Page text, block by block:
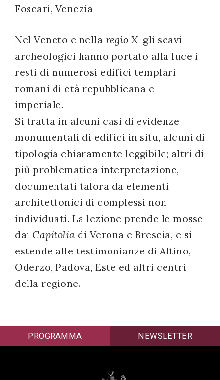
Foscari, Venezia
Nel Veneto e nella regio X gli scavi
archeologici hanno portato alla luce i
resti di numerosi edifici templari
romani di età repubblicana e
imperiale.
Si tratta in alcuni casi di evidenze
monumentali di edifici in situ, alcuni di
tipologia chiaramente leggibile; altri di
più problematica interpretazione,
documentati talora da elementi
architettonici di complessi non
individuati. La lezione prende le mosse
dai Capitolia di Verona e Brescia, e si
estende alle testimonianze di Altino,
Oderzo, Padova, Este ed altri centri
della regione.
avvenuta con
successo!
PROGRAMMA NEWSLETTER